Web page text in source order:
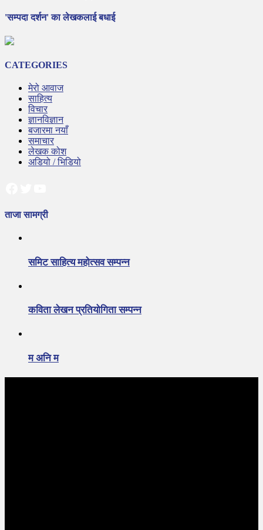
'सम्पदा दर्शन' का लेखकलाई बधाई
CATEGORIES
मेरो आवाज
साहित्य
विचार
ज्ञानविज्ञान
बजारमा नयाँ
समाचार
लेखक कोश
अडियो / भिडियो
ताजा सामग्री
समिट साहित्य महोत्सव सम्पन्न
कविता लेखन प्रतियोगिता सम्पन्न
म अनि म